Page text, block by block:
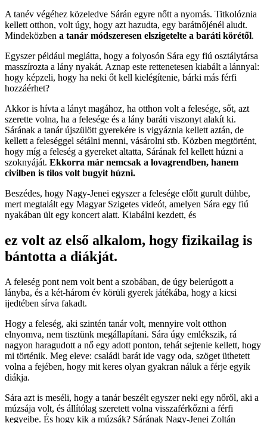
A tanév végéhez közeledve Sárán egyre nőtt a nyomás. Titkolóznia
kellett otthon, volt úgy, hogy azt hazudta, egy barátnőjénél aludt.
Mindeközben a tanár módszeresen elszigetelte a baráti körétől.
Egyszer például meglátta, hogy a folyosón Sára egy fiú osztálytársa
masszírozta a lány nyakát. Aznap este rettenetesen kiabált a lánnyal:
hogy képzeli, hogy ha neki őt kell kielégítenie, bárki más férfi
hozzáérhet?
Akkor is hívta a lányt magához, ha otthon volt a felesége, sőt, azt
szerette volna, ha a felesége és a lány baráti viszonyt alakít ki.
Sárának a tanár újszülött gyerekére is vigyáznia kellett aztán, de
kellett a feleséggel sétálni menni, vásárolni stb. Közben megtörtént,
hogy míg a feleség a gyereket altatta, Sárának fel kellett húzni a
szoknyáját. Ekkorra már nemcsak a lovagrendben, hanem
civilben is tilos volt bugyit húzni.
Beszédes, hogy Nagy-Jenei egyszer a felesége előtt gurult dühbe,
mert megtalált egy Magyar Szigetes videót, amelyen Sára egy fiú
nyakában ült egy koncert alatt. Kiabálni kezdett, és
ez volt az első alkalom, hogy fizikailag is
bántotta a diákját.
A feleség pont nem volt bent a szobában, de úgy belerúgott a
lányba, és a két-három év körüli gyerek játékába, hogy a kicsi
ijedtében sírva fakadt.
Hogy a feleség, aki szintén tanár volt, mennyire volt otthon
elnyomva, nem tisztünk megállapítani. Sára úgy emlékszik, rá
nagyon haragudott a nő egy adott ponton, tehát sejtenie kellett, hogy
mi történik. Meg eleve: családi barát ide vagy oda, szöget üthetett
volna a fejében, hogy mit keres olyan gyakran náluk a férje egyik
diákja.
Sára azt is meséli, hogy a tanár beszélt egyszer neki egy nőről, aki a
múzsája volt, és állítólag szeretett volna visszaférkőzni a férfi
kegyeibe. És hogy kik a múzsák? Sárának Nagy-Jenei Zoltán